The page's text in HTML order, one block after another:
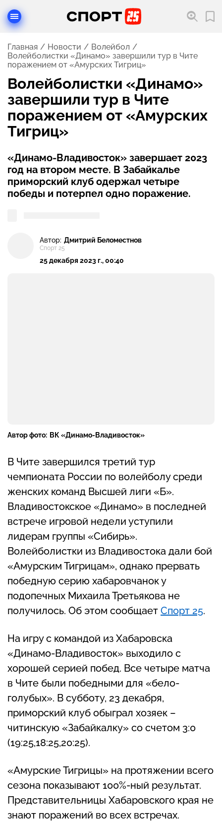
Главная Новости
Волейбол
Волейболистки «Динамо» завершили тур в Чите
поражением от «Амурских Тигриц»
Волейболистки «Динамо»
завершили тур в Чите
поражением от «Амурских
Тигриц»
«Динамо-Владивосток» завершает 2023
год на втором месте. В Забайкалье
приморский клуб одержал четыре
победы и потерпел одно поражение.
Автор: Дмитрий Беломестнов
Спорт 25
25 декабря 2023 г., 00:40
Автор фото: ВК «Динамо-Владивосток»
В Чите завершился третий тур
чемпионата России по волейболу среди
женских команд Высшей лиги «Б».
Владивостокское «Динамо» в последней
встрече игровой недели уступили
лидерам группы «Сибирь».
Волейболистки из Владивостока дали бой
«Амурским Тигрицам», однако прервать
победную серию хабаровчанок у
подопечных Михаила Третьякова не
получилось. Об этом сообщает Спорт 25.
На игру с командой из Хабаровска
«Динамо-Владивосток» выходило с
хорошей серией побед. Все четыре матча
в Чите были победными для «бело-
голубых». В субботу, 23 декабря,
приморский клуб обыграл хозяек –
читинскую «Забайкалку» со счетом 3:0
(19:25,18:25,20:25).
«Амурские Тигрицы» на протяжении всего
сезона показывают 100%-ный результат.
Представительницы Хабаровского края не
знают поражений во всех встречах.